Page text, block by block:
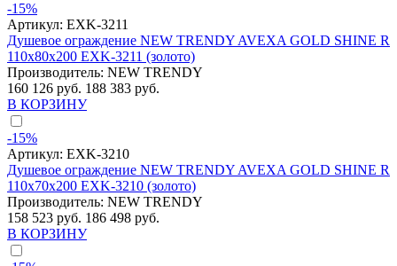
-15%
Артикул: EXK-3211
Душевое ограждение NEW TRENDY AVEXA GOLD SHINE R
110x80x200 EXK-3211 (золото)
Производитель: NEW TRENDY
160 126 руб. 188 383 руб.
В КОРЗИНУ
-15%
Артикул: EXK-3210
Душевое ограждение NEW TRENDY AVEXA GOLD SHINE R
110x70x200 EXK-3210 (золото)
Производитель: NEW TRENDY
158 523 руб. 186 498 руб.
В КОРЗИНУ